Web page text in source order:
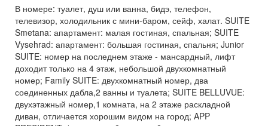
В номере: туалет, душ или ванна, бидэ, телефон,
телевизор, холодильник с мини-баром, сейф, халат. SUITE
Smetana: апартамент: малая гостиная, спальная; SUITE
Vysehrad: апартамент: большая гостиная, спальня; Junior
SUITE: номер на последнем этаже - мансардный, лифт
доходит только на 4 этаж, небольшой двухкомнатный
номер; Family SUITE: двухкомнатный номер, два
соединенных дабла,2 ванны и туалета; SUITE BELLUVUE:
двухэтажный номер,1 комната, на 2 этаже раскладной
диван, отличается хорошим видом на город; APP